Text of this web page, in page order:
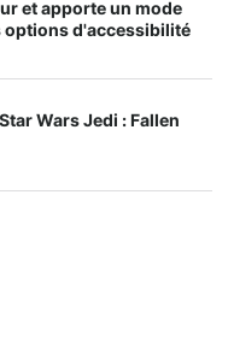
et apporte un mode
options d'accessibilité
Wars Jedi : Fallen